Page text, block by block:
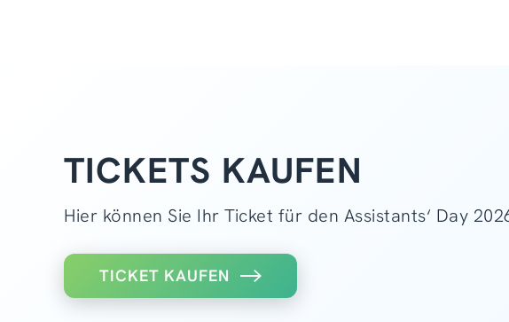
TICKETS KAUFEN
Hier können Sie Ihr Ticket für den Assistants‘ Day
TICKET KAUFEN